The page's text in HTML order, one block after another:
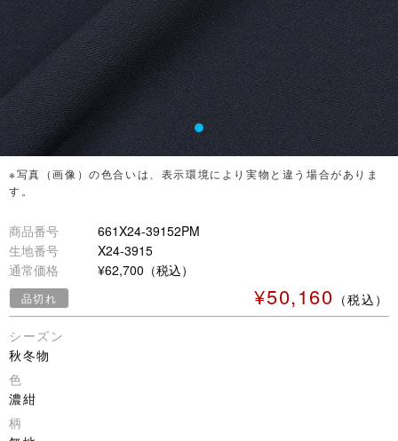
※写真（画像）の色合いは、表示環境により実物と違う場合がありま
す。
商品番号
661X24-39152PM
生地番号
X24-3915
通常価格
¥62,700（税込）
¥50,160 （税込）
品切れ
シーズン
秋冬物
色
濃紺
柄